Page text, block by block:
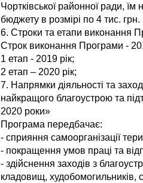
Чортківської районної ради,
бюджету в розмірі по 4 тис.
6. Строки та етапи виконання
Строк виконання Програми -
1 етап - 2019 рік;
2 етап – 2020 рік;
7. Напрямки діяльності та
найкращого благоустрою та
2020 роки»
Програма передбачає:
- сприяння самоорганізації
- покращення умов праці та
- здійснення заходів з
кладовищ, худобомогильників,